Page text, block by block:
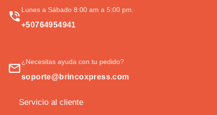
Lunes a Sábado 8:00 am a 5:00 pm.
+50764954941
¿Necesitas ayuda con tu pedido?
soporte@brincoxpress.com
Servicio al cliente